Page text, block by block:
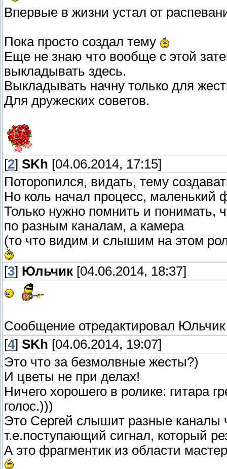
Впервые в жизни устал от
Пока просто создал тему
Еще не знаю что вообще с этой
выкладывать здесь.
Выкладывать начну только для
Для дружеских советов.
[2] SKh [04.06.2014, 17:15]
Поторопился, видать, тему
Но коль начал процесс, маленький
Только нужно помнить и понимать,
по разным каналам, а камера
(то что видим и слышим на этом
[3] Юльчик [04.06.2014, 18:37]
Сообщение отредактировал Юльчик
[4] SKh [04.06.2014, 19:07]
Это что за безмолвные жесты?)
И цветы не при делах!
Ничего хорошего в ролике: гитара
голос.)))
Это Сергей слышит разные каналы
т.е.поступающий сигнал, который
А это фрагментик из области